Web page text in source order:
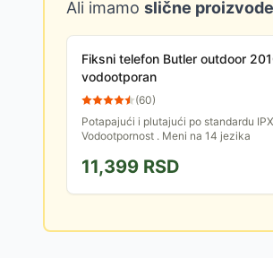
Ali imamo slične proizvode
Fiksni telefon Butler outdoor
vodootporan
(60)
Potapajući i plutajući po standardu
Vodootpornost . Meni na 14 jezika
11,399 RSD